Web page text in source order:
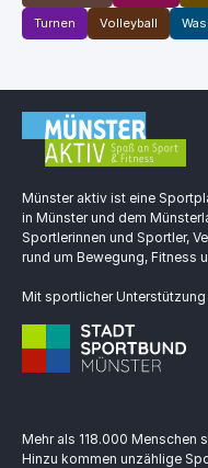
Turnen Volleyball
Münster aktiv ist eine
in Münster und dem
Sportlerinnen und Sportler,
rund um Bewegung, Fitness
Mit sportlicher
Mehr als 118.000 Menschen
Hinzu kommen unzählige